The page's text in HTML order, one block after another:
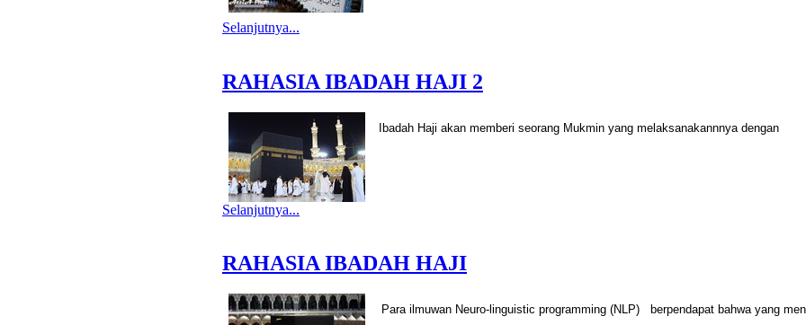
Selanjutnya...
RAHASIA IBADAH HAJI 2
Ibadah Haji akan memberi seorang Mukmin yang melaksanakannnya dengan
Selanjutnya...
RAHASIA IBADAH HAJI
Para ilmuwan Neuro-linguistic programming (NLP) berpendapat bahwa yang